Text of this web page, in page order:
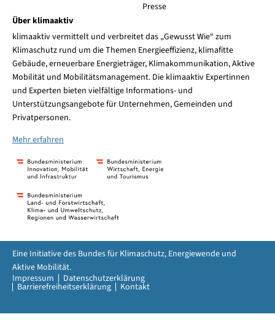
Presse
Über klimaaktiv
klimaaktiv vermittelt und verbreitet das „Gewusst Wie“ zum
Klimaschutz rund um die Themen Energieeffizienz, klimafitte
Gebäude, erneuerbare Energieträger, Klimakommunikation, Aktive
Mobilität und Mobilitätsmanagement. Die klimaaktiv Expertinnen
und Experten bieten vielfältige Informations- und
Unterstützungsangebote für Unternehmen, Gemeinden und
Privatpersonen.
Mehr erfahren
Impressum Datenschutzerklärung
Barrierefreiheitserklärung Kontakt
Eine Initiative des Bundes für Klimaschutz, Energiewende und
Aktive Mobilität.